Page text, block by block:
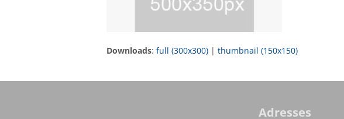
Downloads: full (300x300) | thumbnail (150x150)
Adresses